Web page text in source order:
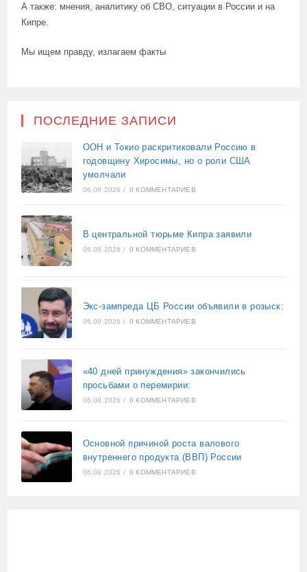
А также: мнения, аналитику об СВО, ситуации в России и на
Кипре.
Мы ищем правду, излагаем факты
ПОСЛЕДНИЕ ЗАПИСИ
ООН и Токио раскритиковали Россию в
годовщину Хиросимы, но о роли США
умолчали
06.08.2026 / 0 КОММЕНТАРИЕВ
В центральной тюрьме Кипра заявили
06.08.2026 / 0 КОММЕНТАРИЕВ
Экс-зампреда ЦБ России объявили в розыск:
06.08.2026 / 0 КОММЕНТАРИЕВ
«40 дней принуждения» закончились
просьбами о перемирии:
06.08.2026 / 0 КОММЕНТАРИЕВ
Основной причиной роста валового
внутреннего продукта (ВВП) России
06.08.2026 / 0 КОММЕНТАРИЕВ